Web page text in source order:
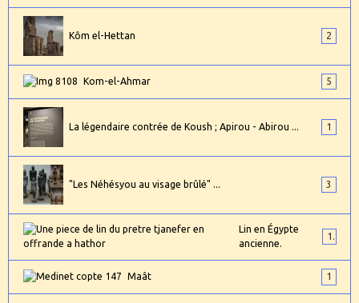
Kôm el-Hettan 2
Kom-el-Ahmar 5
La légendaire contrée de Koush ; Apirou - Abirou ... 1
"Les Néhésyou au visage brûlé" ... 3
Lin en Égypte
ancienne.
1
Maât 1